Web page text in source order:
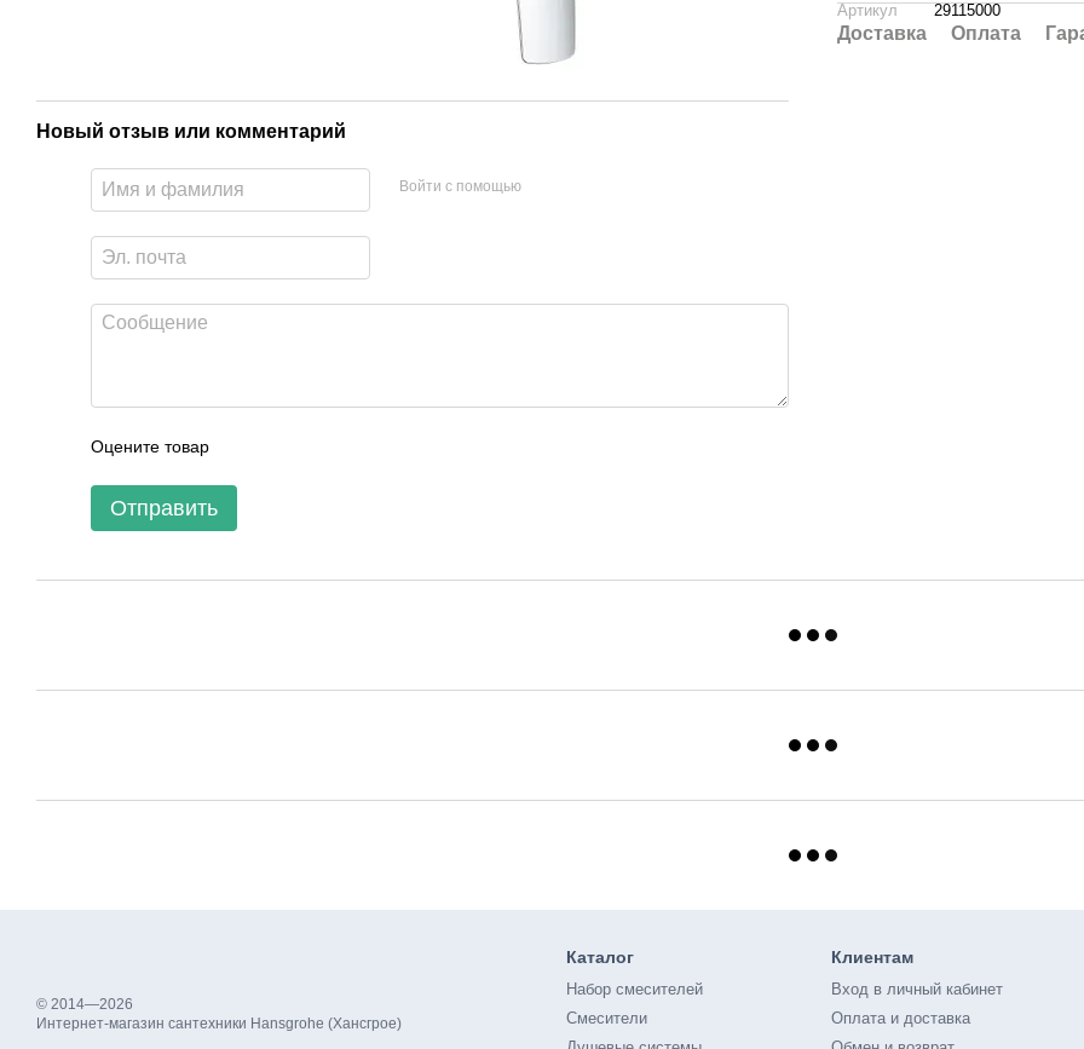
Новый отзыв или комментарий
Войти с помощью
Оцените товар
Отправить
Артикул
29115000
Доставка Оплата
© 2014—2026
Интернет-магазин сантехники Hansgrohe (Хансгрое)
Каталог
Набор смесителей
Смесители
Клиентам
Вход в личный кабинет
Оплата и доставка